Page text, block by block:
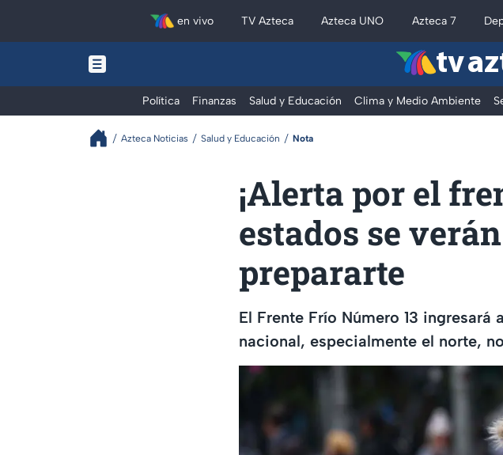
en vivo TV Azteca Azteca UNO Azteca 7
tv
Política Finanzas Salud y Educación Clima y Medio Ambiente
Azteca Noticias Salud y Educación Nota
¡Alerta por el
estados se
prepararte
El Frente Frío Número 13
nacional, especialmente el norte,